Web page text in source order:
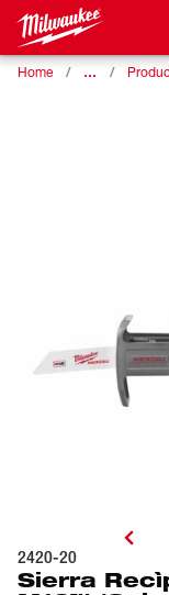
Home …
2420-20
Sierra